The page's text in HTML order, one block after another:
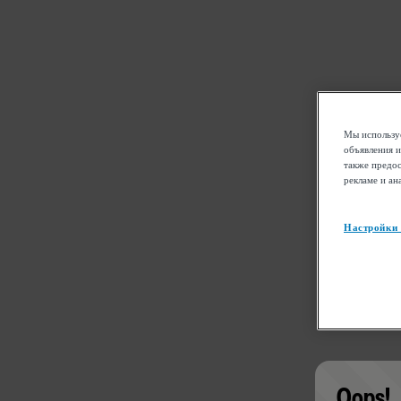
Мы
объявления
также
рекламе и